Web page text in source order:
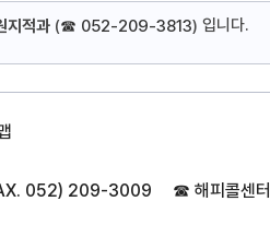
지적과 (☎ 052-209-3813) 입니다.
052) 209-3009 ☎ 해피콜센터